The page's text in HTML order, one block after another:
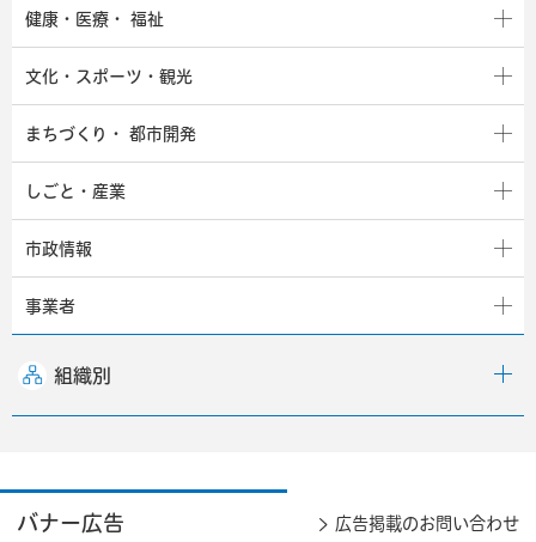
健康・医療・ 福祉
文化・スポーツ・観光
まちづくり・ 都市開発
しごと・産業
市政情報
事業者
組織別
バナー広告 広告掲載のお問い合わせ